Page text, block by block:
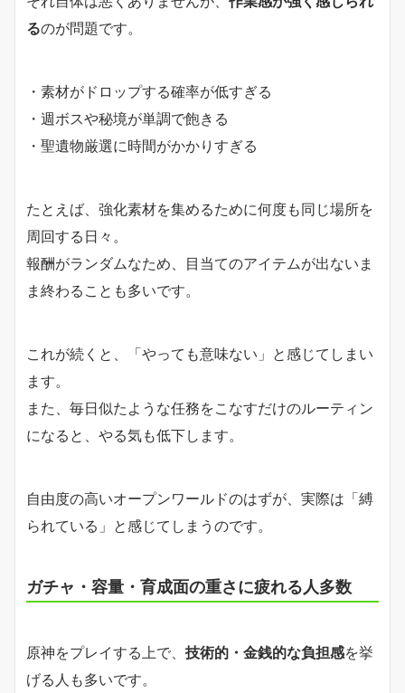
るのが問題です。
・素材がドロップする確率が低すぎる
・週ボスや秘境が単調で飽きる
・聖遺物厳選に時間がかかりすぎる
たとえば、強化素材を集めるために何度も同じ場所を
周回する日々。
報酬がランダムなため、目当てのアイテムが出ないま
ま終わることも多いです。
これが続くと、「やっても意味ない」と感じてしまい
ます。
また、毎日似たような任務をこなすだけのルーティン
になると、やる気も低下します。
自由度の高いオープンワールドのはずが、実際は「縛
られている」と感じてしまうのです。
ガチャ・容量・育成面の重さに疲れる人多数
原神をプレイする上で、 技術的・金銭的な負担感を挙
げる人も多いです。